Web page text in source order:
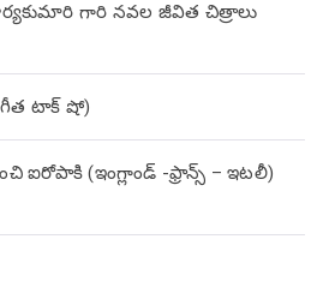
గారి నవల జీవిత చిత్రాలు
టాక్ షో)
ఐరోపాకి (ఇంగ్లాండ్ -ఫ్రాన్స్ – ఇటలీ)